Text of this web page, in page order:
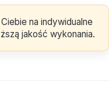
na indywidualne
jakość wykonania.